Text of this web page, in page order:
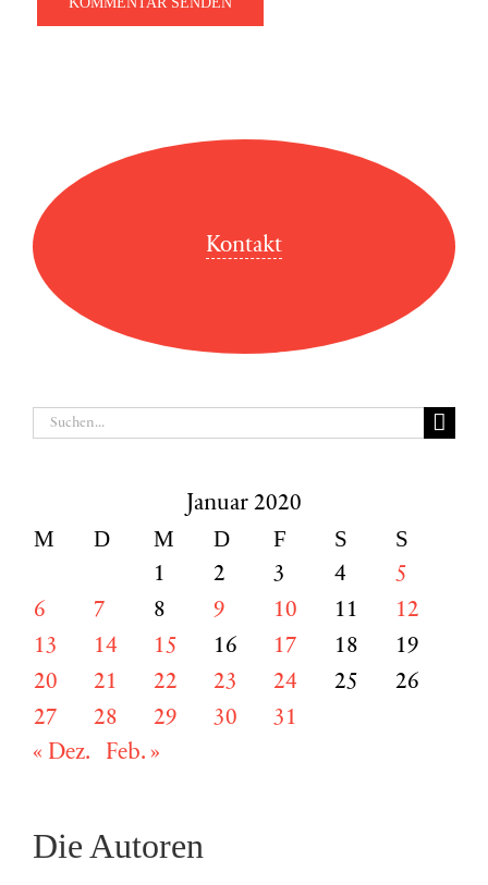
Kontakt
Suche
Januar 2020
M D M D F S S
1 2 3 4
5
6
7 8 9 10 11
12
13
14 15 16 17 18
19
20
21 22 23 24 25
26
27
28 29 30
31
« Dez.
Feb. »
Die Autoren